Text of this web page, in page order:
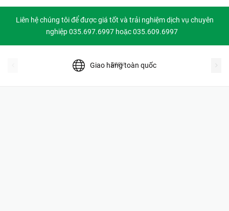
Liên hệ chúng tôi để được giá tốt và trải nghiệm dịch vụ chuyên
nghiệp 035.697.6997 hoặc 035.609.6997
Giao hàng toàn quốc
prev